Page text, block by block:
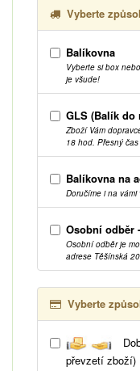
Vyberte
Balíkovna
Vyberte si box
je všude!
GLS (Balík do
Zboží Vám
18 hod. Přesný
Balíkovna na
Doručíme i na
Osobní odběr
Osobní odběr je
adrese Těšínská
Vyberte
převzetí zboží)